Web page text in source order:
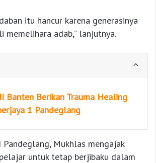
itu hancur karena generasinya
memelihara adab,” lanjutnya.
Banten Berikan Trauma Healing
1 Pandeglang
Pandeglang, Mukhlas mengajak
untuk tetap berjibaku dalam